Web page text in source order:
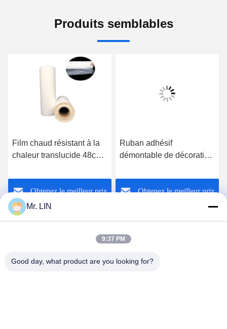
Produits semblables
Film chaud résistant à la
chaleur translucide 48cm
pour le tissu de polyester
Obtenez le meilleur prix
Ruban adhésif
démontable de décoration
chaleur de ruban adhésif
Obtenez le meilleur prix
Guangdong Jinhonghai New Material
Mr. LIN
9:37 PM
Good day, what product are you looking for?